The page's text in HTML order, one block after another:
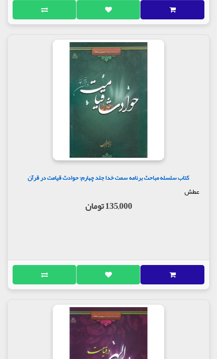
کتاب سلسله مباحث برنامه سمت خدا جلد چهارم: حوادث قیامت در قرآن
عطش
135,000 تومان